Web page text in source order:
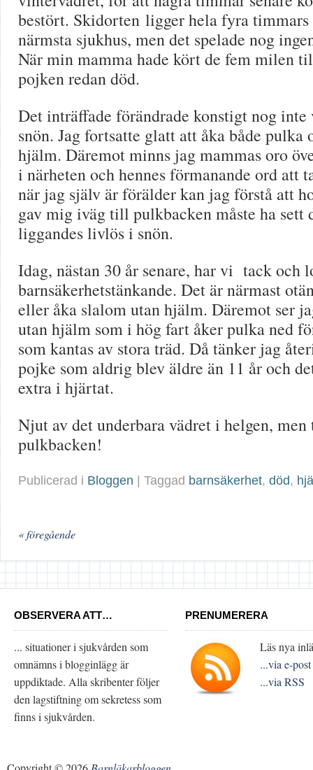
bestört. Skidorten ligger hela fyra
närmsta sjukhus, men det spelade nog
När min mamma hade kört de fem milen
pojken redan död.
Det inträffade förändrade konstigt nog inte
snön. Jag fortsatte glatt att åka både pulka
hjälm. Däremot minns jag mammas oro
i närheten och hennes förmanande ord att
när jag själv är förälder kan jag förstå att
gav mig iväg till pulkbacken måste ha
liggandes livlös i snön.
Idag, nästan 30 år senare, har vi tack och
barnsäkerhetstänkande. Det är närmast
eller åka slalom utan hjälm. Däremot ser
utan hjälm som i hög fart åker pulka ned
som kantas av stora träd. Då tänker jag
pojke som aldrig blev äldre än 11 år och
extra i hjärtat.
Njut av det underbara vädret i helgen,
pulkbacken!
Publicerad i Bloggen | Taggad barnsäkerhet, död,
« föregående
OBSERVERA ATT…
... situationer i sjukvården som
omnämns i blogginlägg är
uppdiktade. Alla skribenter följer
den lagstiftning om sekretess som
finns i sjukvården.
PRENUMERERA
Läs nya
...via e-post
...via RSS